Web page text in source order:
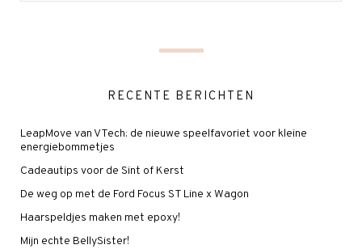
RECENTE BERICHTEN
LeapMove van VTech: de nieuwe speelfavoriet voor kleine
energiebommetjes
Cadeautips voor de Sint of Kerst
De weg op met de Ford Focus ST Line x Wagon
Haarspeldjes maken met epoxy!
Mijn echte BellySister!